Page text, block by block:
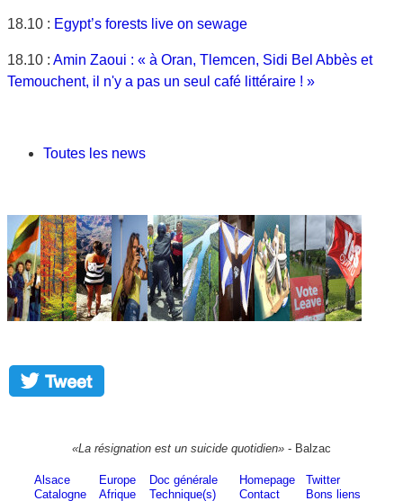
18.10 : Egypt’s forests live on sewage
18.10 : Amin Zaoui : « à Oran, Tlemcen, Sidi Bel Abbès et
Temouchent, il n'y a pas un seul café littéraire ! »
Toutes les news
«La résignation est un suicide quotidien» - Balzac
Alsace
Catalogne
Europe
Afrique
Doc générale
Technique(s)
Homepage
Contact
Twitter
Bons liens